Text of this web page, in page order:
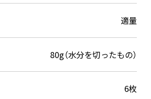
適量
80g（水分を切ったもの）
6枚